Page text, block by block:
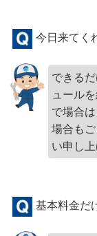
今日来てく
できる
ュール
で場合
場合も
い申し上
基本料金だ